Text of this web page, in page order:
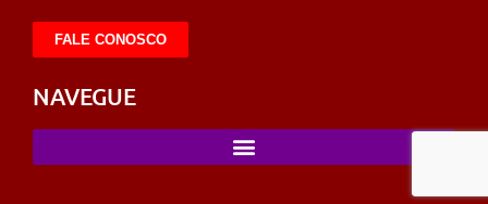
FALE CONOSCO
NAVEGUE